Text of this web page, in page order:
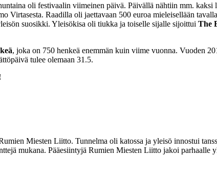
oli festivaalin viimeinen päivä. Päivällä nähtiin mm.
Virtasesta. Raadilla oli jaettavaan 500 euroa mieleisellään
suosikki. Yleisökisa oli tiukka ja toiselle sijalle sijoittui The
, joka on 750 henkeä enemmän kuin viime vuonna. Vuoden
tulee olemaan 31.5.
Miesten Liitto. Tunnelma oli katossa ja yleisö innostui
mukana. Pääesiintyjä Rumien Miesten Liitto jakoi parhaalle